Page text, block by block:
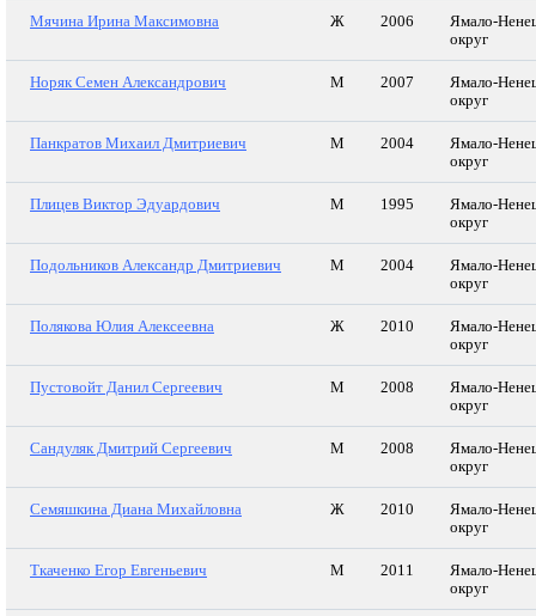
Мячина Ирина Максимовна Ж 2006
Ямало-
округ
Норяк Семен Александрович М 2007
Ямало-
округ
Панкратов Михаил Дмитриевич М 2004
Ямало-
округ
Плицев Виктор Эдуардович М 1995
Ямало-
округ
Подольников Александр Дмитриевич М 2004
Ямало-
округ
Полякова Юлия Алексеевна Ж 2010
Ямало-
округ
Пустовойт Данил Сергеевич М 2008
Ямало-
округ
Сандуляк Дмитрий Сергеевич М 2008
Ямало-
округ
Семяшкина Диана Михайловна Ж 2010
Ямало-
округ
Ткаченко Егор Евгеньевич М 2011
Ямало-
округ